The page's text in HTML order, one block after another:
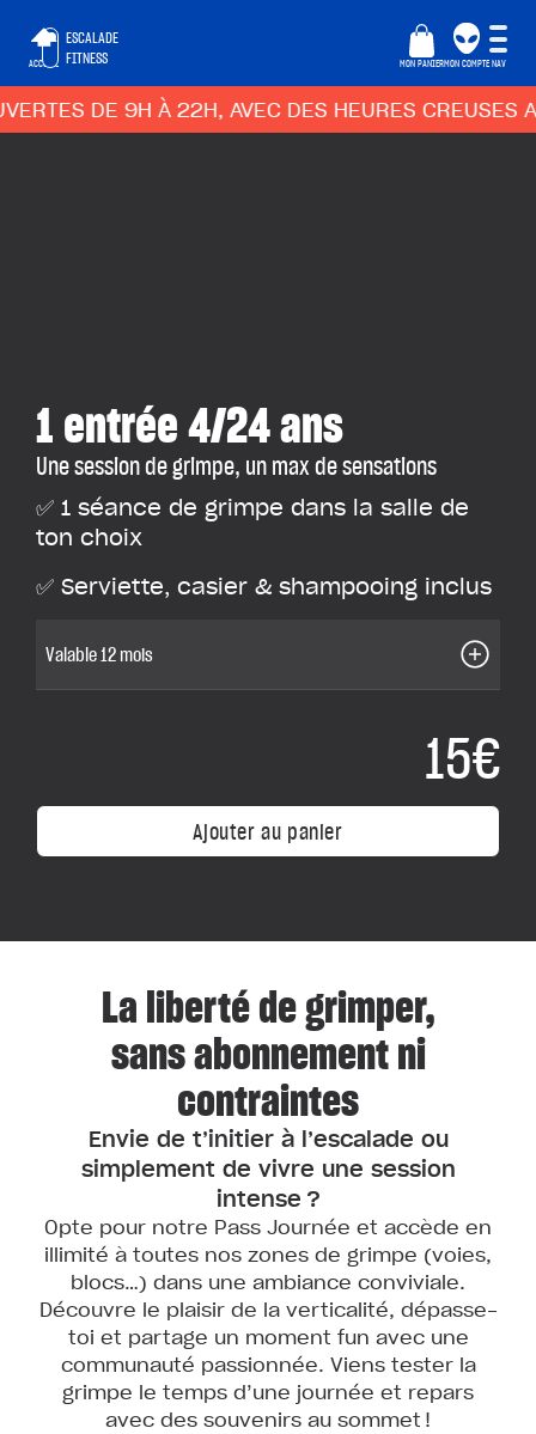
ACCUEIL
ESCALADE
FITNESS
MON PANIERMON COMPTE NAV
À 22H, AVEC DES HEURES CREUSES ADAPTÉES
1 entrée 4/24 ans
Une session de grimpe, un max de sensations
✅ 1 séance de grimpe dans la salle de
ton choix
✅ Serviette, casier & shampooing inclus
Valable 12 mois
15€
Ajouter au panier
La liberté de grimper,
sans abonnement ni
contraintes
Envie de t’initier à l’escalade ou
simplement de vivre une session
intense ?
Opte pour notre Pass Journée et accède en
illimité à toutes nos zones de grimpe (voies,
blocs…) dans une ambiance conviviale.
Découvre le plaisir de la verticalité, dépasse-
toi et partage un moment fun avec une
communauté passionnée. Viens tester la
grimpe le temps d’une journée et repars
avec des souvenirs au sommet !